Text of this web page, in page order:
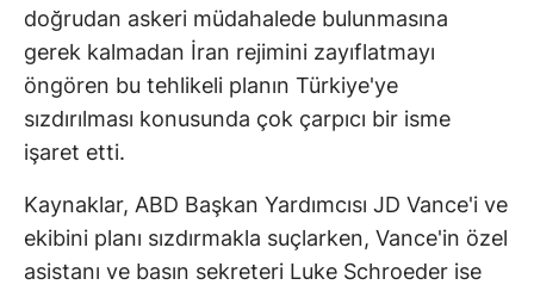
doğrudan askeri müdahalede bulunmasına
gerek kalmadan İran rejimini zayıflatmayı
öngören bu tehlikeli planın Türkiye'ye
sızdırılması konusunda çok çarpıcı bir isme
işaret etti.
Kaynaklar, ABD Başkan Yardımcısı JD Vance'i ve
ekibini planı sızdırmakla suçlarken, Vance'in özel
asistanı ve basın sekreteri Luke Schroeder ise